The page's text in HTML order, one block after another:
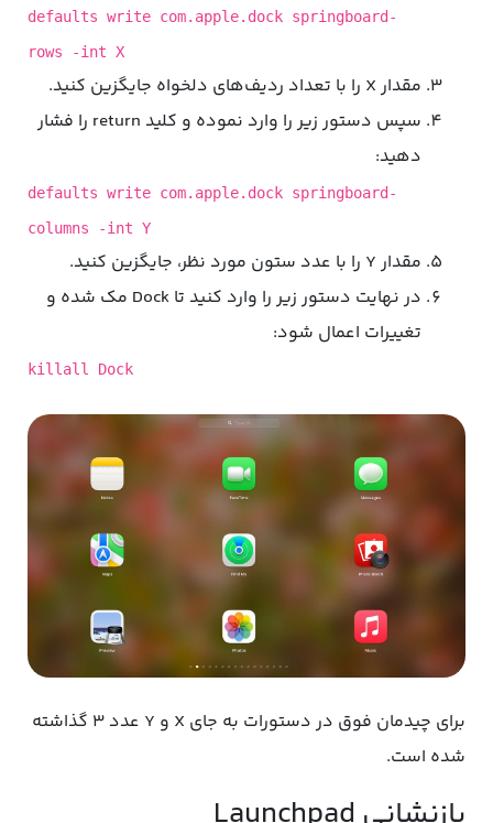
defaults write com.apple.dock springboard-
rows -int X
مقدار X را با تعداد ردیف‌های دلخواه جایگزین کنید.
سپس دستور زیر را وارد نموده و کلید return را فشار
دهید:
defaults write com.apple.dock springboard-
columns -int Y
مقدار Y را با عدد ستون مورد نظر، جایگزین کنید‌.
در نهایت دستور زیر را وارد کنید تا Dock مک شده و
تغییرات اعمال شود:
killall Dock
برای چیدمان فوق در دستورات به جای X و Y عدد ۳ گذاشته
شده است.